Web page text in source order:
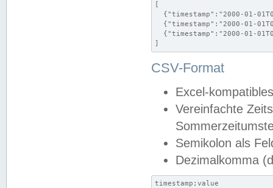
[
{"timestamp":"2000-01-
{"timestamp":"2000-01-
{"timestamp":"2000-01-
]
CSV-Format
Excel-
Vereinfachte
Semikolon als
Dezimalkomma
timestamp;value